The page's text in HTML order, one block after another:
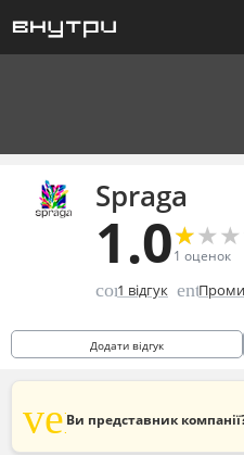
Spraga
1.0★
★★
★★
★
1 оценок
comment
1 відгук
Додати відгук
Ви представник